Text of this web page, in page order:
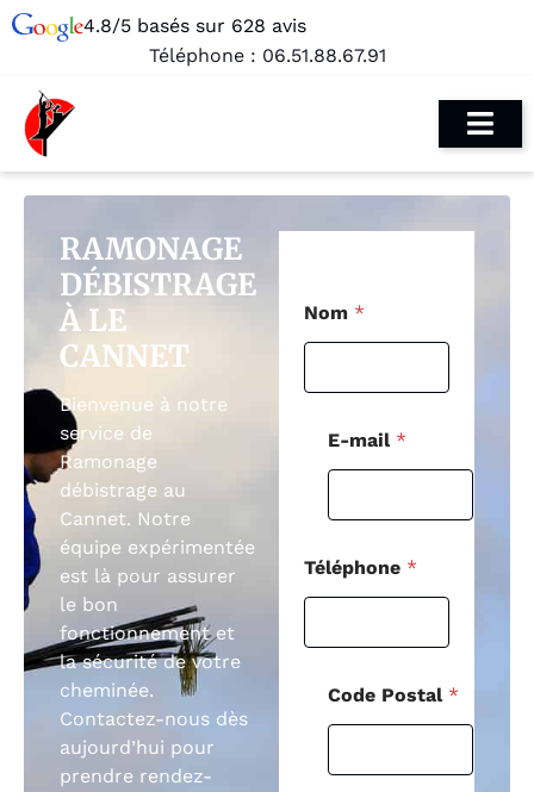
4.8/5 basés sur 628 avis
Téléphone : 06.51.88.67.91
RAMONAGE
DÉBISTRAGE
À LE
CANNET
Bienvenue à notre
service de
Ramonage
débistrage au
Cannet. Notre
équipe expérimentée
est là pour assurer
le bon
fonctionnement et
la sécurité de votre
cheminée.
Contactez-nous dès
aujourd’hui pour
prendre rendez-
Nom *
E-mail *
Téléphone *
Code Postal *